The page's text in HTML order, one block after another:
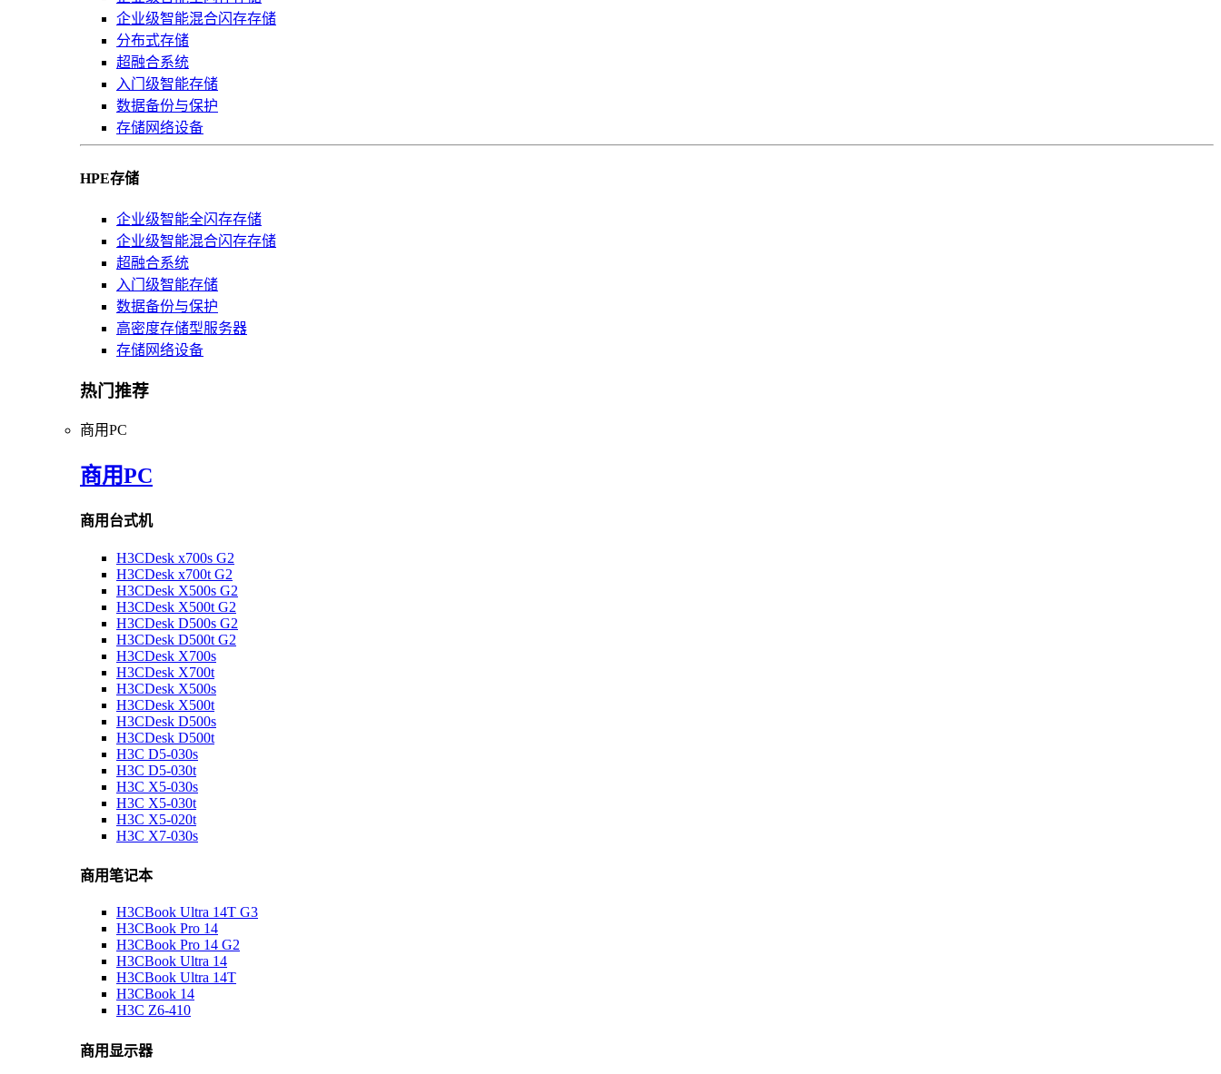
企业级智能混合闪存存储
分布式存储
超融合系统
入门级智能存储
数据备份与保护
存储网络设备
HPE存储
企业级智能全闪存存储
企业级智能混合闪存存储
超融合系统
入门级智能存储
数据备份与保护
高密度存储型服务器
存储网络设备
热门推荐
商用PC
商用PC
商用台式机
H3CDesk x700s G2
H3CDesk x700t G2
H3CDesk X500s G2
H3CDesk X500t G2
H3CDesk D500s G2
H3CDesk D500t G2
H3CDesk X700s
H3CDesk X700t
H3CDesk X500s
H3CDesk X500t
H3CDesk D500s
H3CDesk D500t
H3C D5-030s
H3C D5-030t
H3C X5-030s
H3C X5-030t
H3C X5-020t
H3C X7-030s
商用笔记本
H3CBook Ultra 14T G3
H3CBook Pro 14
H3CBook Pro 14 G2
H3CBook Ultra 14
H3CBook Ultra 14T
H3CBook 14
H3C Z6-410
商用显示器